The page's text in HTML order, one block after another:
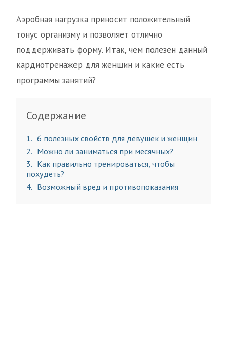
Аэробная нагрузка приносит положительный
тонус организму и позволяет отлично
поддерживать форму. Итак, чем полезен данный
кардиотренажер для женщин и какие есть
программы занятий?
Содержание
1
6 полезных свойств для девушек и женщин
2
Можно ли заниматься при месячных?
3
Как правильно тренироваться, чтобы
похудеть?
4
Возможный вред и противопоказания